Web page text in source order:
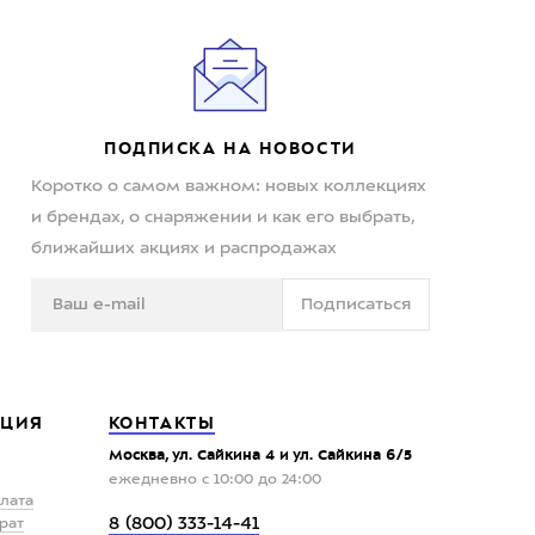
ПОДПИСКА НА НОВОСТИ
Коротко о самом важном: новых коллекциях
и брендах, о снаряжении и как его выбрать,
ближайших акциях и распродажах
Подписаться
КОНТАКТЫ
Москва, ул. Сайкина 4 и ул. Сайкина 6/5
ежедневно с 10:00 до 24:00
8 (800) 333-14-41